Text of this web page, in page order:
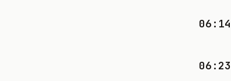
06:14
06:23